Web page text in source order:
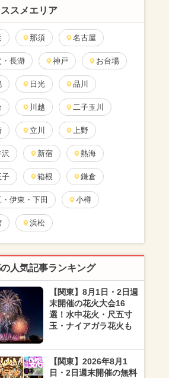
スメエリア
那須 名古屋
・長瀞 神戸 お台場
日光 品川
川越 二子玉川
立川 上野
新宿 熱海
子 箱根 鎌倉
伊東・下田 小樽
浜松
人気記事ランキング
【関東】8月1日・2日週
末開催の花火大会16
選！水中花火・尺五寸
玉・ナイアガラ花火も
【関東】2026年8月1
日・2日週末開催の無料